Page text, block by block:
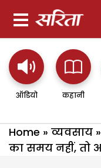
ऑडियो कहानी
Home » व्यवसाय »
का समय नहीं, तो